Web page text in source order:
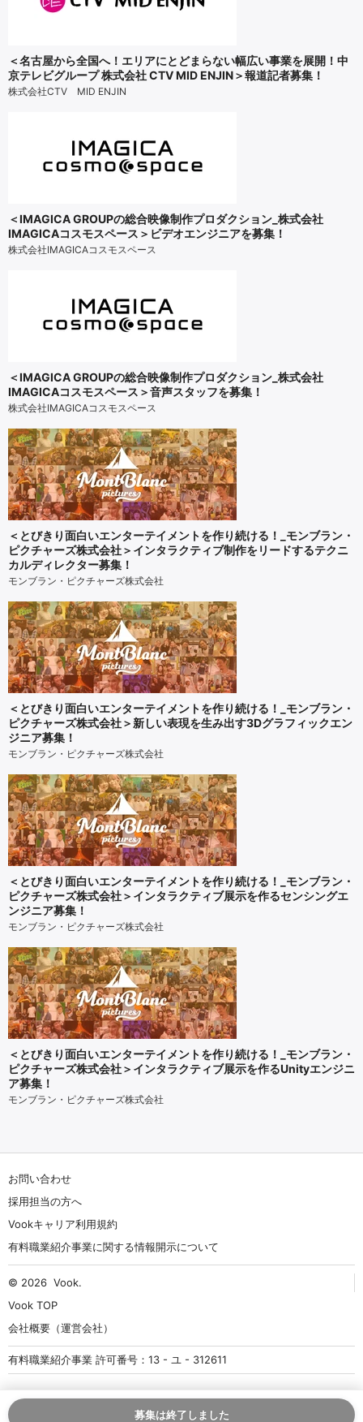
募集は終了しました
＜名古屋から全国へ！エリアにとどまらない幅広い事業を展開！中
京テレビグループ 株式会社 CTV MID ENJIN＞報道記者募集！
株式会社CTV MID ENJIN
＜IMAGICA GROUPの総合映像制作プロダクション_株式会社
IMAGICAコスモスペース＞ビデオエンジニアを募集！
株式会社IMAGICAコスモスペース
＜IMAGICA GROUPの総合映像制作プロダクション_株式会社
IMAGICAコスモスペース＞音声スタッフを募集！
株式会社IMAGICAコスモスペース
＜とびきり面白いエンターテイメントを作り続ける！_モンブラン・
ピクチャーズ株式会社＞インタラクティブ制作をリードするテクニ
カルディレクター募集！
モンブラン・ピクチャーズ株式会社
＜とびきり面白いエンターテイメントを作り続ける！_モンブラン・
ピクチャーズ株式会社＞新しい表現を生み出す3Dグラフィックエン
ジニア募集！
モンブラン・ピクチャーズ株式会社
＜とびきり面白いエンターテイメントを作り続ける！_モンブラン・
ピクチャーズ株式会社＞インタラクティブ展示を作るセンシングエ
ンジニア募集！
モンブラン・ピクチャーズ株式会社
＜とびきり面白いエンターテイメントを作り続ける！_モンブラン・
ピクチャーズ株式会社＞インタラクティブ展示を作るUnityエンジニ
ア募集！
モンブラン・ピクチャーズ株式会社
お問い合わせ
採用担当の方へ
Vookキャリア利用規約
有料職業紹介事業に関する情報開示について
© 2026 Vook.
Vook TOP
会社概要（運営会社）
有料職業紹介事業 許可番号：13 - ユ - 312611